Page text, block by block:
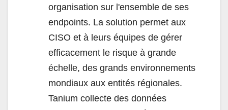
organisation sur l'ensemble de ses
endpoints. La solution permet aux
CISO et à leurs équipes de gérer
efficacement le risque à grande
échelle, des grands environnements
mondiaux aux entités régionales.
Tanium collecte des données